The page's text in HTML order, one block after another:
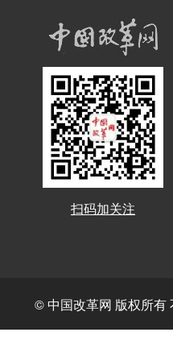
扫码加关注
© 中国改革网 版权所有